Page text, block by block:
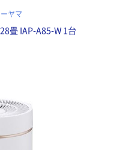
ヤマ
畳 IAP-A85-W 1台